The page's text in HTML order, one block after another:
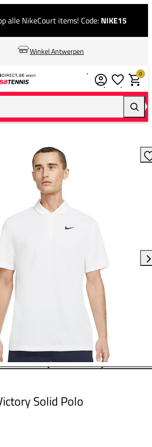
alle NikeCourt items! Code: NIKE15
Winkel Antwerpen
0
Solid Polo